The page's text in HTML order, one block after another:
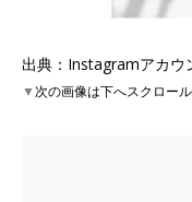
出典：Instagramアカウ
▼次の画像は下へスクロー